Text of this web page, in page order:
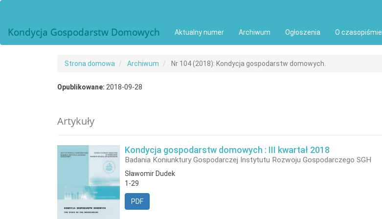
Kondycja Gospodarstw Domowych Aktualny numer Archiwum Ogłoszenia O czasopiśmie
Strona domowa Archiwum Nr 104 (2018): Kondycja gospodarstw domowych.
Opublikowane: 2018-09-28
Artykuły
Kondycja gospodarstw domowych : III kwartał 2018
Badania Koniunktury Gospodarczej Instytutu Rozwoju Gospodarczego SGH
Sławomir Dudek
1-29
PDF